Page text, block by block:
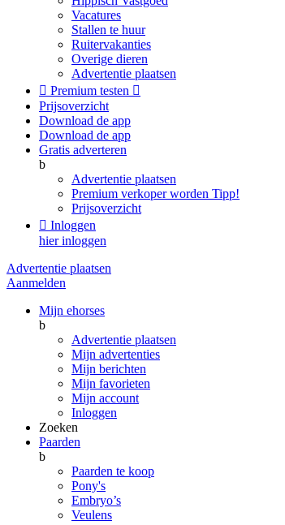
Vacatures
Stallen te huur
Ruitervakanties
Overige dieren
Advertentie plaatsen
 Premium testen 
Prijsoverzicht
Download de app
Download de app
Gratis adverteren
b
Advertentie plaatsen
Premium verkoper worden Tipp!
Prijsoverzicht
 Inloggen
hier inloggen
Advertentie plaatsen
Aanmelden
Mijn ehorses
b
Advertentie plaatsen
Mijn advertenties
Mijn berichten
Mijn favorieten
Mijn account
Inloggen
Zoeken
Paarden
b
Paarden te koop
Pony's
Embryo’s
Veulens